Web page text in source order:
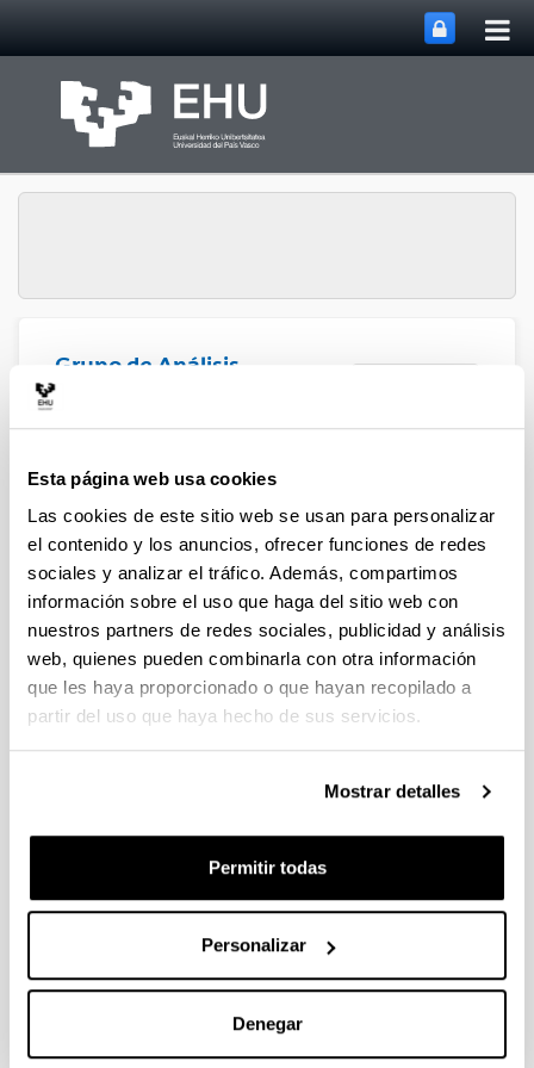
Esta página web usa cookies
Las cookies de este sitio web se usan para personalizar
el contenido y los anuncios, ofrecer funciones de redes
sociales y analizar el tráfico. Además, compartimos
información sobre el uso que haga del sitio web con
nuestros partners de redes sociales, publicidad y análisis
web, quienes pueden combinarla con otra información
que les haya proporcionado o que hayan recopilado a
partir del uso que haya hecho de sus servicios.
Mostrar detalles
Permitir todas
Personalizar
Denegar
Grupo de Análisis
Matricial y Aplicaciones
Proyectos
Acción Complementaria: Álgebra
Lineal, Análisis Matricial y
Aplicaciones (ALAMA) (MTM2007-
30535-E)
Personal investigador:
J. M. Gracia
Entidad financiadora:
Ministerio de Ciencia e Innovaci&oacute;n
Importe total:
<strong>Entidades participantes:</strong>&nbsp;
Varias universidades espa&ntilde;olas<br/>
<strong>N&uacute;mero de investigadores